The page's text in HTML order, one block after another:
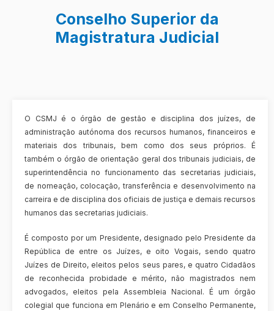
Conselho Superior da
Magistratura Judicial
O CSMJ é o órgão de gestão e disciplina dos juízes, de
administração autónoma dos recursos humanos, financeiros e
materiais dos tribunais, bem como dos seus próprios. É
também o órgão de orientação geral dos tribunais judiciais, de
superintendência no funcionamento das secretarias judiciais,
de nomeação, colocação, transferência e desenvolvimento na
carreira e de disciplina dos oficiais de justiça e demais recursos
humanos das secretarias judiciais.
É composto por um Presidente, designado pelo Presidente da
República de entre os Juízes, e oito Vogais, sendo quatro
Juízes de Direito, eleitos pelos seus pares, e quatro Cidadãos
de reconhecida probidade e mérito, não magistrados nem
advogados, eleitos pela Assembleia Nacional. É um órgão
colegial que funciona em Plenário e em Conselho Permanente,